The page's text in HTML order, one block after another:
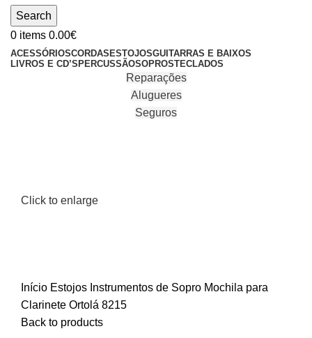
Search
0 items 0.00€
ACESSÓRIOSCORDAS ESTOJOSGUITARRAS E BAIXOS
LIVROS E CD’S PERCUSSÃOSOPROSTECLADOS
Reparações
Alugueres
Seguros
Click to enlarge
Início Estojos Instrumentos de Sopro Mochila para
Clarinete Ortolá 8215
Back to products